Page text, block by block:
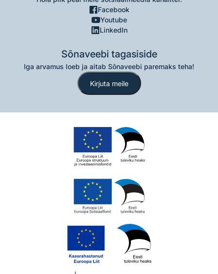
Facebook
Youtube
LinkedIn
Sõnaveebi tagasiside
Iga arvamus loeb ja aitab Sõnaveebi paremaks teha!
Kirjuta meile